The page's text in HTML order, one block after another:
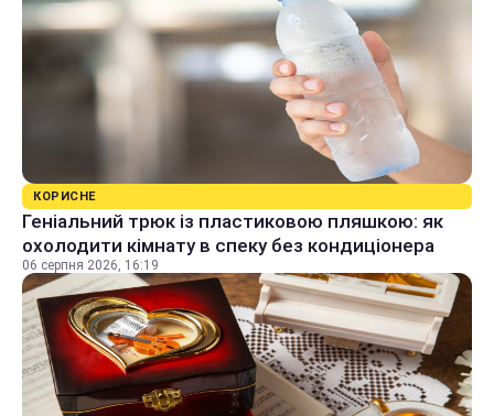
КОРИСНЕ
Геніальний трюк із пластиковою пляшкою: як
охолодити кімнату в спеку без кондиціонера
06 серпня 2026, 16:19